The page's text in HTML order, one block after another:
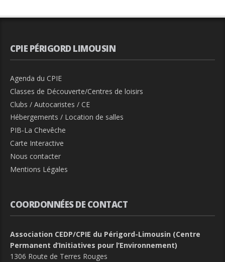
CPIE PÉRIGORD LIMOUSIN
Agenda du CPIE
Classes de Découverte/Centres de loisirs
Clubs / Autocaristes / CE
Hébergements / Location de salles
PIB-La Chevêche
Carte Interactive
Nous contacter
Mentions Légales
COORDONNÉES DE CONTACT
Association CEDP/CPIE du Périgord-Limousin (Centre
Permanent d’Initiatives pour l’Environnement)
1306 Route de Terres Rouges